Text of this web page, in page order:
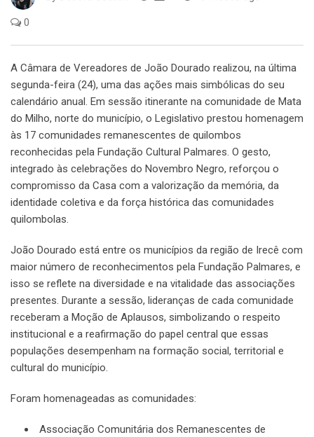
0
A Câmara de Vereadores de João Dourado realizou, na última
segunda-feira (24), uma das ações mais simbólicas do seu
calendário anual. Em sessão itinerante na comunidade de Mata
do Milho, norte do município, o Legislativo prestou homenagem
às 17 comunidades remanescentes de quilombos
reconhecidas pela Fundação Cultural Palmares. O gesto,
integrado às celebrações do Novembro Negro, reforçou o
compromisso da Casa com a valorização da memória, da
identidade coletiva e da força histórica das comunidades
quilombolas.
João Dourado está entre os municípios da região de Irecê com
maior número de reconhecimentos pela Fundação Palmares, e
isso se reflete na diversidade e na vitalidade das associações
presentes. Durante a sessão, lideranças de cada comunidade
receberam a Moção de Aplausos, simbolizando o respeito
institucional e a reafirmação do papel central que essas
populações desempenham na formação social, territorial e
cultural do município.
Foram homenageadas as comunidades:
Associação Comunitária dos Remanescentes de